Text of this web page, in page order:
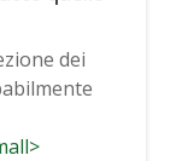
dei